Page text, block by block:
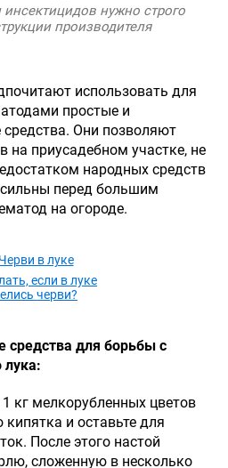
нужно строго
производителя
использовать для
простые и
Они позволяют
на приусадебном участке, не
народных средств
перед большим
на огороде.
если в луке
черви?
для борьбы с
лука:
кг мелкорубленных цветов
кипятка и оставьте для
После этого настой
сложенную в несколько